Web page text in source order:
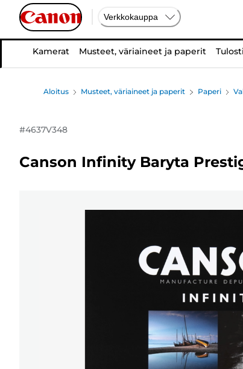
Verkkokauppa
Kamerat Musteet, väriaineet ja paperit
Aloitus Musteet, väriaineet ja paperit Paperi
#4637V348
Canson Infinity Baryta